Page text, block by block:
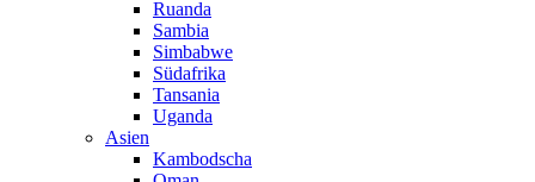
Ruanda
Sambia
Simbabwe
Südafrika
Tansania
Uganda
Asien
Kambodscha